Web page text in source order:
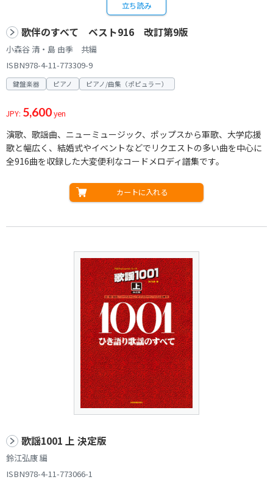
立ち読み
歌伴のすべて ベスト916 改訂第9版
小森谷 清・島 由季 共編
ISBN978-4-11-773309-9
鍵盤楽器 ピアノ ピアノ/曲集（ポピュラー）
JPY: 5,600yen
演歌、歌謡曲、ニューミュージック、ポップスから軍歌、大学応援
歌と幅広く、結婚式やイベントなどでリクエストの多い曲を中心に
全916曲を収録した大変便利なコードメロディ譜集です。
カートに入れる
歌謡1001 上 決定版
鈴江弘康 編
ISBN978-4-11-773066-1